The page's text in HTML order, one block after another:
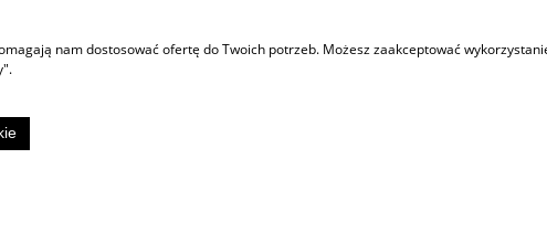
Częste pytania
nam dostosować ofertę do Twoich potrzeb. Możesz zaakceptować